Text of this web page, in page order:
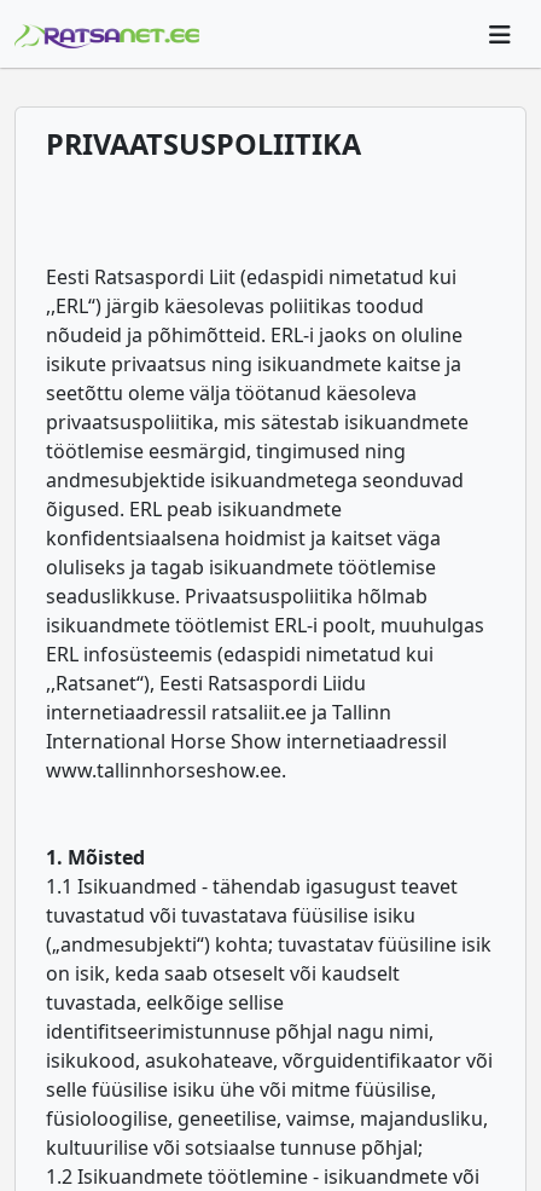
PRIVAATSUSPOLIITIKA
Eesti Ratsaspordi Liit (edaspidi nimetatud kui
,,ERL“) järgib käesolevas poliitikas toodud
nõudeid ja põhimõtteid. ERL-i jaoks on oluline
isikute privaatsus ning isikuandmete kaitse ja
seetõttu oleme välja töötanud käesoleva
privaatsuspoliitika, mis sätestab isikuandmete
töötlemise eesmärgid, tingimused ning
andmesubjektide isikuandmetega seonduvad
õigused. ERL peab isikuandmete
konfidentsiaalsena hoidmist ja kaitset väga
oluliseks ja tagab isikuandmete töötlemise
seaduslikkuse. Privaatsuspoliitika hõlmab
isikuandmete töötlemist ERL-i poolt, muuhulgas
ERL infosüsteemis (edaspidi nimetatud kui
,,Ratsanet“), Eesti Ratsaspordi Liidu
internetiaadressil ratsaliit.ee ja Tallinn
International Horse Show internetiaadressil
www.tallinnhorseshow.ee.
1. Mõisted
1.1 Isikuandmed - tähendab igasugust teavet
tuvastatud või tuvastatava füüsilise isiku
(„andmesubjekti“) kohta; tuvastatav füüsiline isik
on isik, keda saab otseselt või kaudselt
tuvastada, eelkõige sellise
identifitseerimistunnuse põhjal nagu nimi,
isikukood, asukohateave, võrguidentifikaator või
selle füüsilise isiku ühe või mitme füüsilise,
füsioloogilise, geneetilise, vaimse, majandusliku,
kultuurilise või sotsiaalse tunnuse põhjal;
1.2 Isikuandmete töötlemine - isikuandmete või